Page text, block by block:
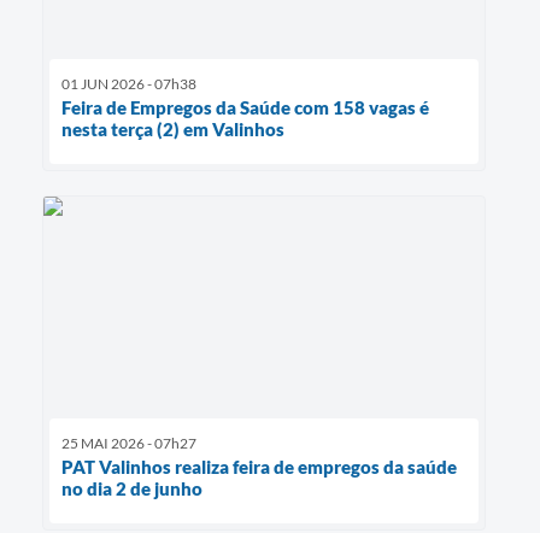
01 JUN 2026 - 07h38
Feira de Empregos da Saúde com 158 vagas é
nesta terça (2) em Valinhos
25 MAI 2026 - 07h27
PAT Valinhos realiza feira de empregos da saúde
no dia 2 de junho